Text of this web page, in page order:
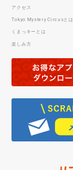
アクセス
Tokyo Mystery Circusとは
くまっキーとは
楽しみ方